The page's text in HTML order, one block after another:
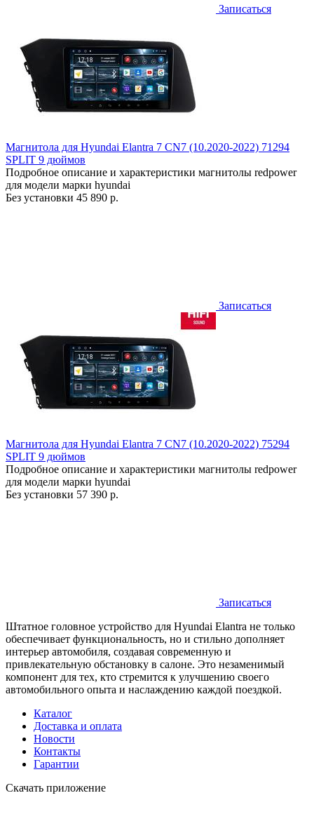
Записаться
Магнитола для Hyundai Elantra 7 CN7 (10.2020-2022) 71294
SPLIT 9 дюймов
Подробное описание и характеристики магнитолы redpower
для модели марки hyundai
Без установки 45 890 р.
Записаться
Магнитола для Hyundai Elantra 7 CN7 (10.2020-2022) 75294
SPLIT 9 дюймов
Подробное описание и характеристики магнитолы redpower
для модели марки hyundai
Без установки 57 390 р.
Записаться
Штатное головное устройство для Hyundai Elantra не только
обеспечивает функциональность, но и стильно дополняет
интерьер автомобиля, создавая современную и
привлекательную обстановку в салоне. Это незаменимый
компонент для тех, кто стремится к улучшению своего
автомобильного опыта и наслаждению каждой поездкой.
Каталог
Доставка и оплата
Новости
Контакты
Гарантии
Скачать приложение